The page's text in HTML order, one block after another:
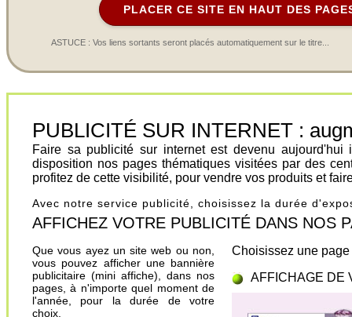
PLACER CE SITE EN HAUT DES
ASTUCE : Vos liens sortants seront placés automatiquement sur le titre...
PUBLICITÉ SUR INTERNET :
Faire sa publicité sur internet est devenu
disposition nos pages thématiques visitées par des
profitez de cette visibilité, pour vendre vos produits et
Avec notre service publicité, choisissez la durée
AFFICHEZ VOTRE PUBLICITÉ DANS NOS
Que vous ayez un site web ou non,
vous pouvez afficher une bannière
publicitaire (mini affiche), dans nos
pages, à n'importe quel moment de
l'année, pour la durée de votre
choix.
Choisissez une
AFFICHAGE DE